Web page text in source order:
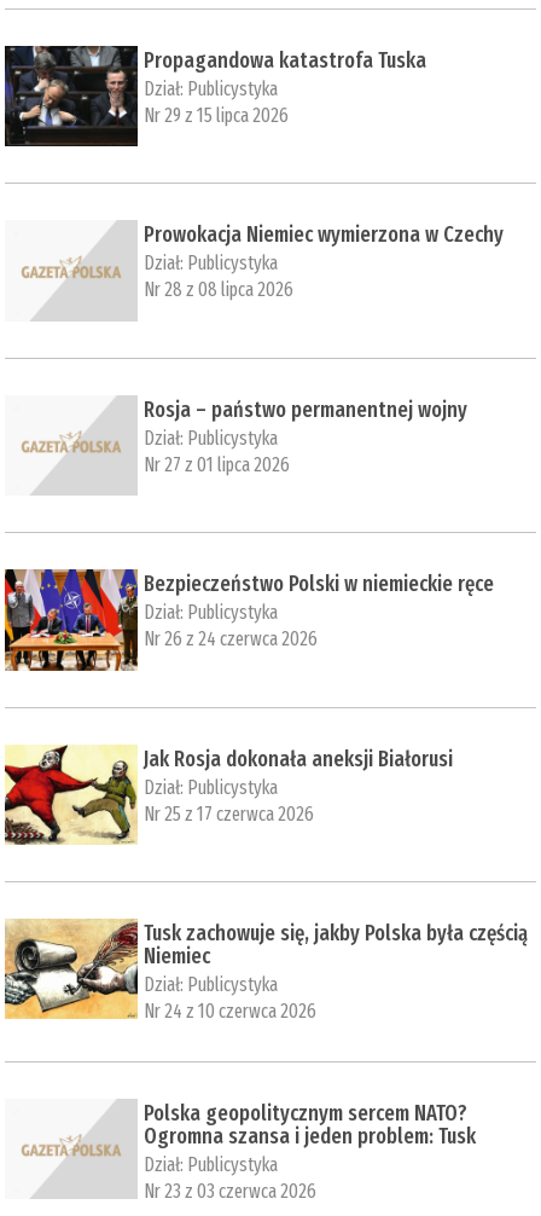
Propagandowa katastrofa Tuska
Dział: Publicystyka
Nr 29 z 15 lipca 2026
Prowokacja Niemiec wymierzona w Czechy
Dział: Publicystyka
Nr 28 z 08 lipca 2026
Rosja – państwo permanentnej wojny
Dział: Publicystyka
Nr 27 z 01 lipca 2026
Bezpieczeństwo Polski w niemieckie ręce
Dział: Publicystyka
Nr 26 z 24 czerwca 2026
Jak Rosja dokonała aneksji Białorusi
Dział: Publicystyka
Nr 25 z 17 czerwca 2026
Tusk zachowuje się, jakby Polska była częścią
Niemiec
Dział: Publicystyka
Nr 24 z 10 czerwca 2026
Polska geopolitycznym sercem NATO?
Ogromna szansa i jeden problem: Tusk
Dział: Publicystyka
Nr 23 z 03 czerwca 2026